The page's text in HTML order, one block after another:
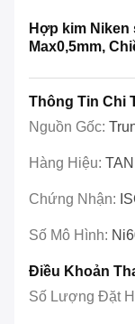
Hợp kim Niken
Max0,5mm,
Thông Tin Chi
Nguồn Gốc:
Hàng Hiệu:
Chứng Nhận:
Số Mô Hình:
Điều Khoản
Số Lượng Đặt